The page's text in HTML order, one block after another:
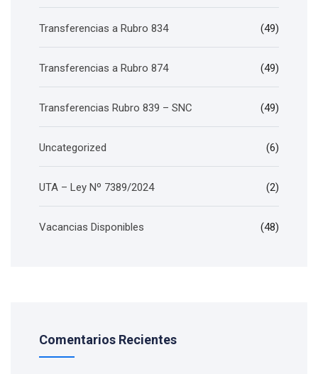
Transferencias a Rubro 834 (49)
Transferencias a Rubro 874 (49)
Transferencias Rubro 839 – SNC (49)
Uncategorized (6)
UTA – Ley Nº 7389/2024 (2)
Vacancias Disponibles (48)
Comentarios Recientes